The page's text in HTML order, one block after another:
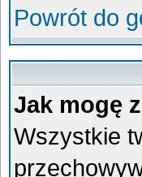
Powrót do
Jak mogę
Wszystkie